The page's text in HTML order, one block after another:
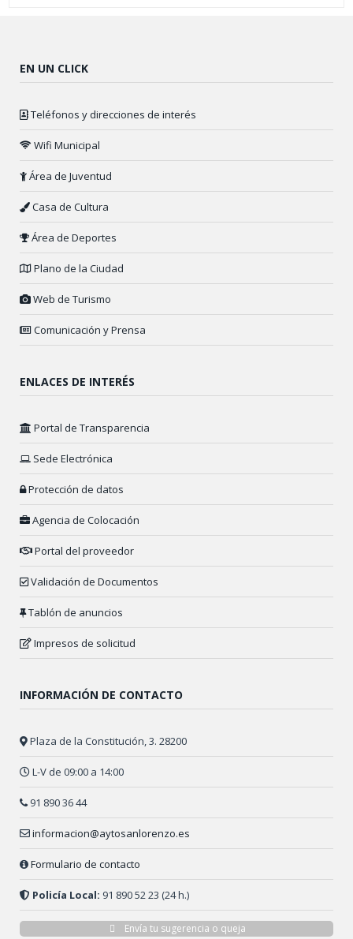
EN UN CLICK
Teléfonos y direcciones de interés
Wifi Municipal
Área de Juventud
Casa de Cultura
Área de Deportes
Plano de la Ciudad
Web de Turismo
Comunicación y Prensa
ENLACES DE INTERÉS
Portal de Transparencia
Sede Electrónica
Protección de datos
Agencia de Colocación
Portal del proveedor
Validación de Documentos
Tablón de anuncios
Impresos de solicitud
INFORMACIÓN DE CONTACTO
Plaza de la Constitución, 3. 28200
L-V de 09:00 a 14:00
91 890 36 44
informacion@aytosanlorenzo.es
Formulario de contacto
Policía Local: 91 890 52 23 (24 h.)
Envía tu sugerencia o queja